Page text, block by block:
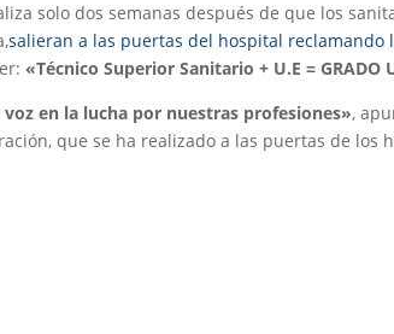
solo dos semanas después de que los
salieran a las puertas del hospital reclamando
«Técnico Superior Sanitario + U.E = GRADO
voz en la lucha por nuestras profesiones»,
que se ha realizado a las puertas de los